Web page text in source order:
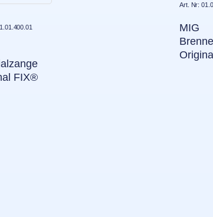
FIX®
MIG
Art. Nr: